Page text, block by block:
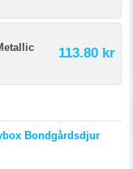
113.80 kr
Bondgårdsdjur